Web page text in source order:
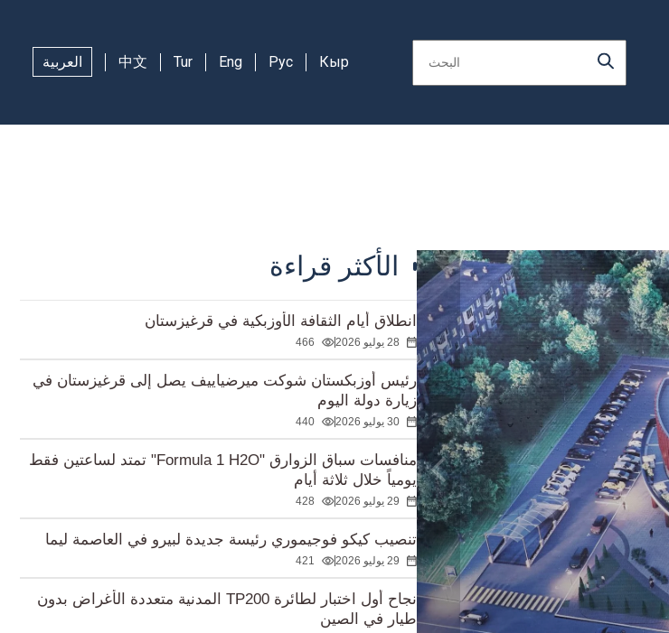
Кыр
Рус
Eng
Tur
中文 العربية
الأكثر قراءة
انطلاق أيام الثقافة الأوزبكية في قرغيزستان
28 يوليو 2026 466
رئيس أوزبكستان شوكت ميرضياييف يصل إلى قرغيزستان في
زيارة دولة اليوم
30 يوليو 2026 440
منافسات سباق الزوارق "Formula 1 H2O" تمتد لساعتين فقط
يومياً خلال ثلاثة أيام
29 يوليو 2026 428
تنصيب كيكو فوجيموري رئيسة جديدة لبيرو في العاصمة ليما
29 يوليو 2026 421
نجاح أول اختبار لطائرة TP200 المدنية متعددة الأغراض بدون
طيار في الصين